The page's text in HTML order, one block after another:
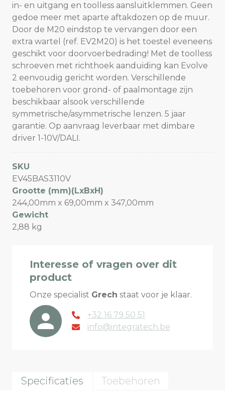
in- en uitgang en toolless aansluitklemmen. Geen
gedoe meer met aparte aftakdozen op de muur.
Door de M20 eindstop te vervangen door een
extra wartel (ref. EV2M20) is het toestel eveneens
geschikt voor doorvoerbedrading! Met de toolless
schroeven met richthoek aanduiding kan Evolve
2 eenvoudig gericht worden. Verschillende
toebehoren voor grond- of paalmontage zijn
beschikbaar alsook verschillende
symmetrische/asymmetrische lenzen. 5 jaar
garantie. Op aanvraag leverbaar met dimbare
driver 1-10V/DALI.
SKU
EV45BAS3110V
Grootte (mm)(LxBxH)
244,00mm x 69,00mm x 347,00mm
Gewicht
2,88 kg
Interesse of vragen over dit
product
Onze specialist Grech staat voor je klaar.
+32 16 79 50 51
info@integratech.be
Specificaties Toebehoren